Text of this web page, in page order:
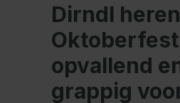
Dirndl heren
opvallend
grappig